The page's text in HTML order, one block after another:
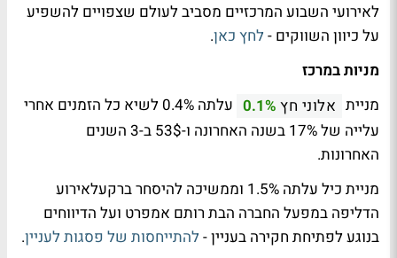
לאירועי השבוע המרכזיים מסביב לעולם שצפויים להשפיע
על כיוון השווקים - לחץ כאן.
מניות במרכז
מניית אלוני חץ 0.1%
עלתה 0.4% לשיא כל הזמנים אחרי
עלייה של 17% בשנה האחרונה ו-53$ ב-3 השנים
האחרונות.
מניית כיל עלתה 1.5% וממשיכה להיסחר ברקעלאירוע
הדליפה במפעל החברה הבת רותם אמפרט ועל הדיווחים
בנוגע לפתיחת חקירה בעניין - להתייחסות של פסגות לעניין.